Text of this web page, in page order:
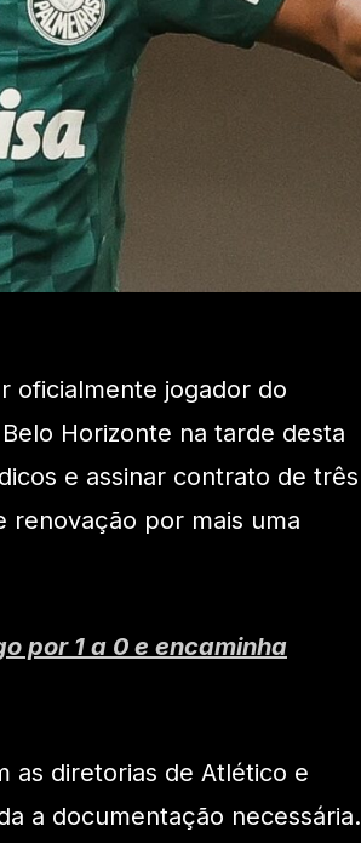
oficialmente jogador do
Horizonte na tarde desta
e assinar contrato de três
renovação por mais uma
por 1 a 0 e encaminha
as diretorias de Atlético e
a documentação necessária.